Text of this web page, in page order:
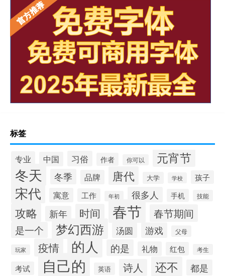
标签
专业 中国 习俗 作者 你可以 元宵节
冬天 冬季 品牌 唐代 大学 学校 孩子
宋代 寓意 工作 年初 很多人 手机 技能
攻略 新年 时间 春节 春节期间
是一个 梦幻西游 汤圆 游戏 父母
玩家 疫情 的人 的是 礼物 红包 考生
考试 自己的 英语 诗人 还不 都是